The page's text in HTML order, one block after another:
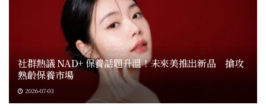
社群熱議 NAD+ 保養話題升溫！未來美推出新品 搶攻
熟齡保養市場
2026-07-03